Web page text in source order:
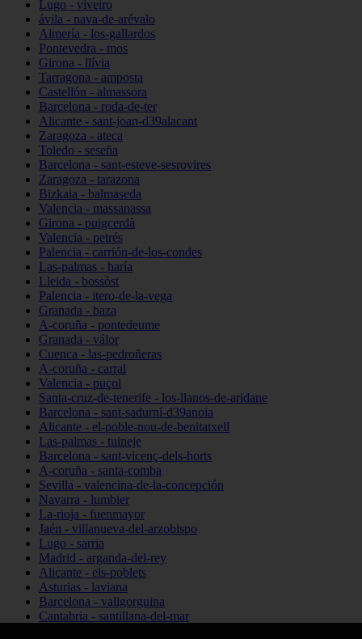
Lugo - viveiro
ávila - nava-de-arévalo
Almería - los-gallardos
Pontevedra - mos
Girona - llívia
Tarragona - amposta
Castellón - almassora
Barcelona - roda-de-ter
Alicante - sant-joan-d39alacant
Zaragoza - ateca
Toledo - seseña
Barcelona - sant-esteve-sesrovires
Zaragoza - tarazona
Bizkaia - balmaseda
Valencia - massanassa
Girona - puigcerdà
Valencia - petrés
Palencia - carrión-de-los-condes
Las-palmas - haría
Lleida - bossòst
Palencia - itero-de-la-vega
Granada - baza
A-coruña - pontedeume
Granada - válor
Cuenca - las-pedroñeras
A-coruña - carral
Valencia - puçol
Santa-cruz-de-tenerife - los-llanos-de-aridane
Barcelona - sant-sadurní-d39anoia
Alicante - el-poble-nou-de-benitatxell
Las-palmas - tuineje
Barcelona - sant-vicenç-dels-horts
A-coruña - santa-comba
Sevilla - valencina-de-la-concepción
Navarra - lumbier
La-rioja - fuenmayor
Jaén - villanueva-del-arzobispo
Lugo - sarria
Madrid - arganda-del-rey
Alicante - els-poblets
Asturias - laviana
Barcelona - vallgorguina
Cantabria - santillana-del-mar